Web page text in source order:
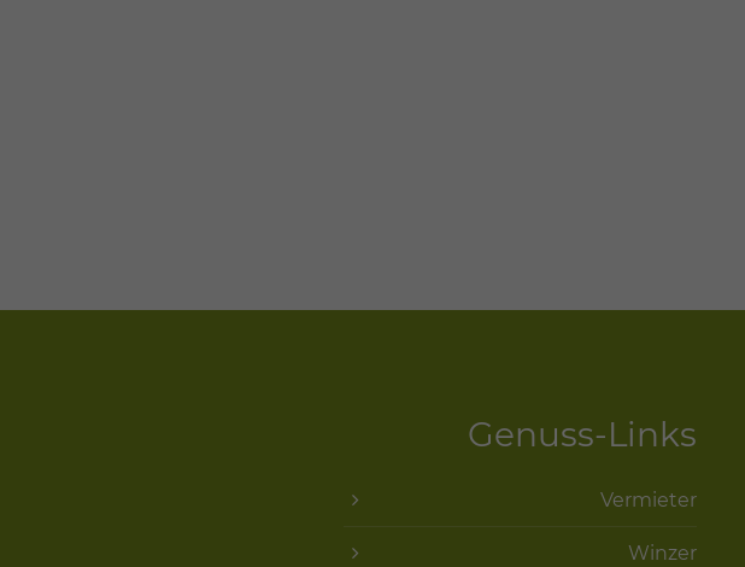
Genuss-Links
Vermieter
Winzer